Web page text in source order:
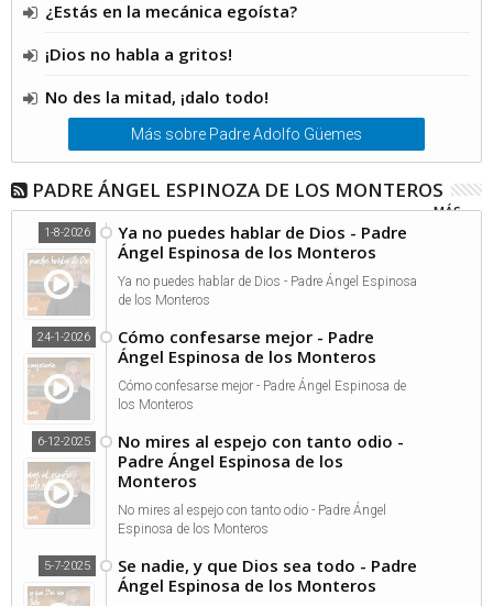
¿Estás en la mecánica egoísta?
¡Dios no habla a gritos!
No des la mitad, ¡dalo todo!
Más sobre Padre Adolfo Güemes
PADRE ÁNGEL ESPINOZA DE LOS MONTEROS
MÁS...
Ya no puedes hablar de Dios - Padre
Ángel Espinosa de los Monteros
1-8-2026
Ya no puedes hablar de Dios - Padre Ángel Espinosa
de los Monteros
Cómo confesarse mejor - Padre
Ángel Espinosa de los Monteros
24-1-2026
Cómo confesarse mejor - Padre Ángel Espinosa de
los Monteros
No mires al espejo con tanto odio -
Padre Ángel Espinosa de los
Monteros
6-12-2025
No mires al espejo con tanto odio - Padre Ángel
Espinosa de los Monteros
Se nadie, y que Dios sea todo - Padre
Ángel Espinosa de los Monteros
5-7-2025